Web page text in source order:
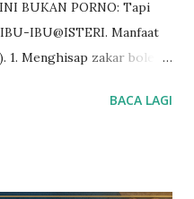
BUKAN PORNO: Tapi
IBU@ISTERI. Manfaat
Menghisap zakar boleh
dalam waktu yang lama,
BACA LAGI